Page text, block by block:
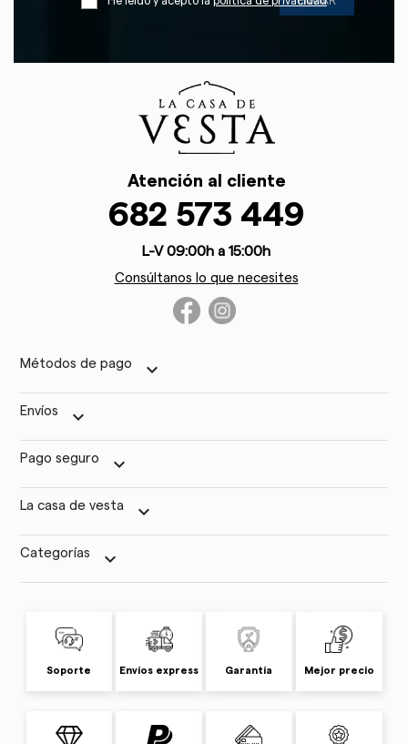
Atención al cliente
682 573 449
L-V 09:00h a 15:00h
Consúltanos lo que necesites
Métodos de pago keyboard_arrow_down
Envíos keyboard_arrow_down
Pago seguro keyboard_arrow_down
La casa de vesta keyboard_arrow_down
Categorías keyboard_arrow_down
Soporte Envíos express Garantía Mejor precio